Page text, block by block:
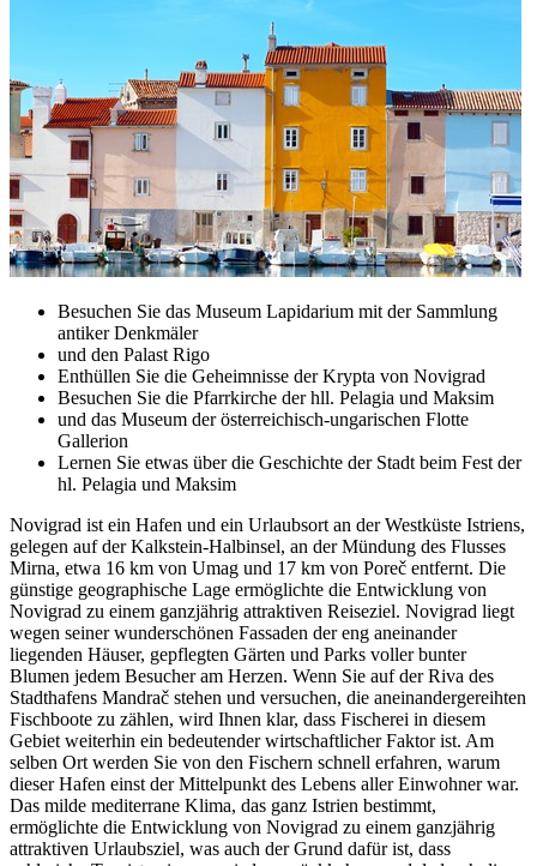
Besuchen Sie das Museum Lapidarium mit der Sammlung
antiker Denkmäler
und den Palast Rigo
Enthüllen Sie die Geheimnisse der Krypta von Novigrad
Besuchen Sie die Pfarrkirche der hll. Pelagia und Maksim
und das Museum der österreichisch-ungarischen Flotte
Gallerion
Lernen Sie etwas über die Geschichte der Stadt beim Fest der
hl. Pelagia und Maksim
Novigrad ist ein Hafen und ein Urlaubsort an der Westküste Istriens,
gelegen auf der Kalkstein-Halbinsel, an der Mündung des Flusses
Mirna, etwa 16 km von Umag und 17 km von Poreč entfernt. Die
günstige geographische Lage ermöglichte die Entwicklung von
Novigrad zu einem ganzjährig attraktiven Reiseziel. Novigrad liegt
wegen seiner wunderschönen Fassaden der eng aneinander
liegenden Häuser, gepflegten Gärten und Parks voller bunter
Blumen jedem Besucher am Herzen. Wenn Sie auf der Riva des
Stadthafens Mandrač stehen und versuchen, die aneinandergereihten
Fischboote zu zählen, wird Ihnen klar, dass Fischerei in diesem
Gebiet weiterhin ein bedeutender wirtschaftlicher Faktor ist. Am
selben Ort werden Sie von den Fischern schnell erfahren, warum
dieser Hafen einst der Mittelpunkt des Lebens aller Einwohner war.
Das milde mediterrane Klima, das ganz Istrien bestimmt,
ermöglichte die Entwicklung von Novigrad zu einem ganzjährig
attraktiven Urlaubsziel, was auch der Grund dafür ist, dass